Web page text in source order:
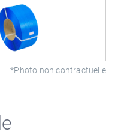
*Photo non contractuelle